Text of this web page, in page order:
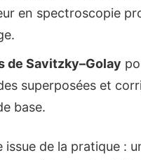
en spectroscopie
de Savitzky–Golay
superposées et
base.
issue de la pratique :